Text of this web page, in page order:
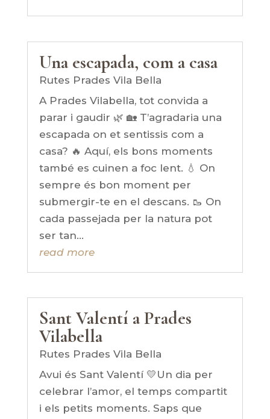
Una escapada, com a casa
Rutes Prades Vila Bella
A Prades Vilabella, tot convida a
parar i gaudir 🌿 🏡 T’agradaria una
escapada on et sentissis com a
casa? 🔥 Aquí, els bons moments
també es cuinen a foc lent. 💧 On
sempre és bon moment per
submergir-te en el descans. 🥾 On
cada passejada per la natura pot
ser tan...
read more
Sant Valentí a Prades
Vilabella
Rutes Prades Vila Bella
Avui és Sant Valentí 💛Un dia per
celebrar l’amor, el temps compartit
i els petits moments. Saps que